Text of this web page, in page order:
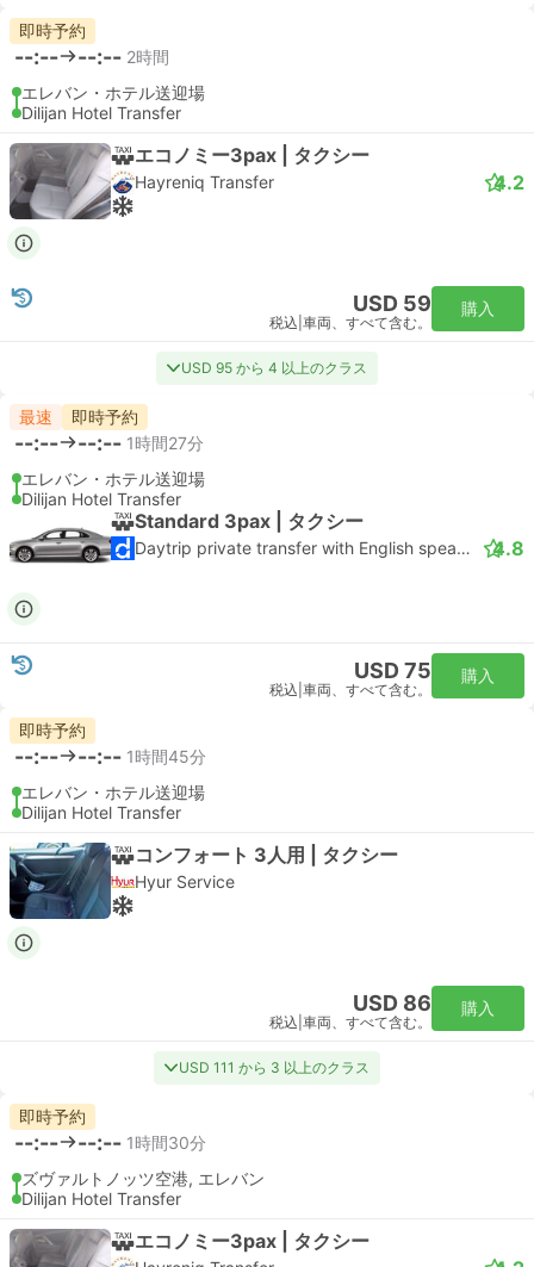
即時予約
--:-- --:-- 2時間
エレバン・ホテル送迎場
Dilijan Hotel Transfer
エコノミー3pax | タクシー
Hayreniq Transfer 4.2
USD 59
税込 車両、すべて含む。
購入
USD 95 から 4 以上のクラス
最速 即時予約
--:-- --:-- 1時間27分
エレバン・ホテル送迎場
Dilijan Hotel Transfer
Standard 3pax | タクシー
Daytrip private transfer with English speaking driver 4.8
USD 75
税込 車両、すべて含む。
購入
即時予約
--:-- --:-- 1時間45分
エレバン・ホテル送迎場
Dilijan Hotel Transfer
コンフォート 3人用 | タクシー
Hyur Service
USD 86
税込 車両、すべて含む。
購入
USD 111 から 3 以上のクラス
即時予約
--:-- --:-- 1時間30分
ズヴァルトノッツ空港, エレバン
Dilijan Hotel Transfer
エコノミー3pax | タクシー